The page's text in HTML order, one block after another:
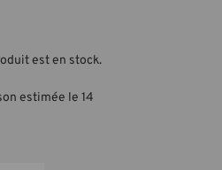
est en stock.
estimée le 14